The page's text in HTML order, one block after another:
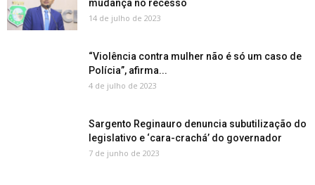
mudança no recesso
14 de julho de 2023
“Violência contra mulher não é só um caso de
Polícia”, afirma...
4 de julho de 2023
Sargento Reginauro denuncia subutilização do
legislativo e ‘cara-crachá’ do governador
7 de junho de 2023